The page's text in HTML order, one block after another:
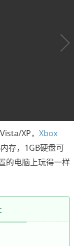
XP， Xbox
存，1GB硬盘可
的电脑上玩得一样